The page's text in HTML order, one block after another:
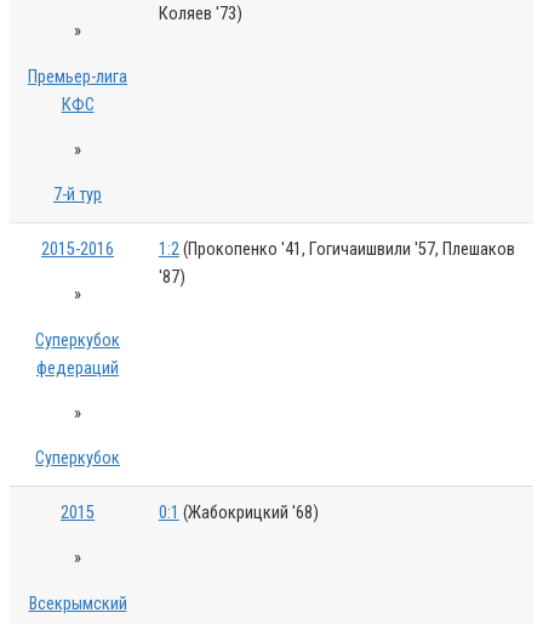
»
Премьер-лига
КФС
»
7-й тур
Коляев '73)
2015-2016
»
Суперкубок
федераций
»
Суперкубок
1:2(Прокопенко '41, Гогичаишвили '57, Плешаков
'87)
2015
»
Всекрымский
0:1 (Жабокрицкий '68)